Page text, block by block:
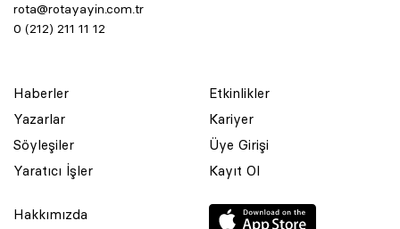
rota@rotayayin.com.tr
0 (212) 211 11 12
Haberler
Yazarlar
Söyleşiler
Yaratıcı İşler
Etkinlikler
Kariyer
Üye Girişi
Kayıt Ol
Hakkımızda